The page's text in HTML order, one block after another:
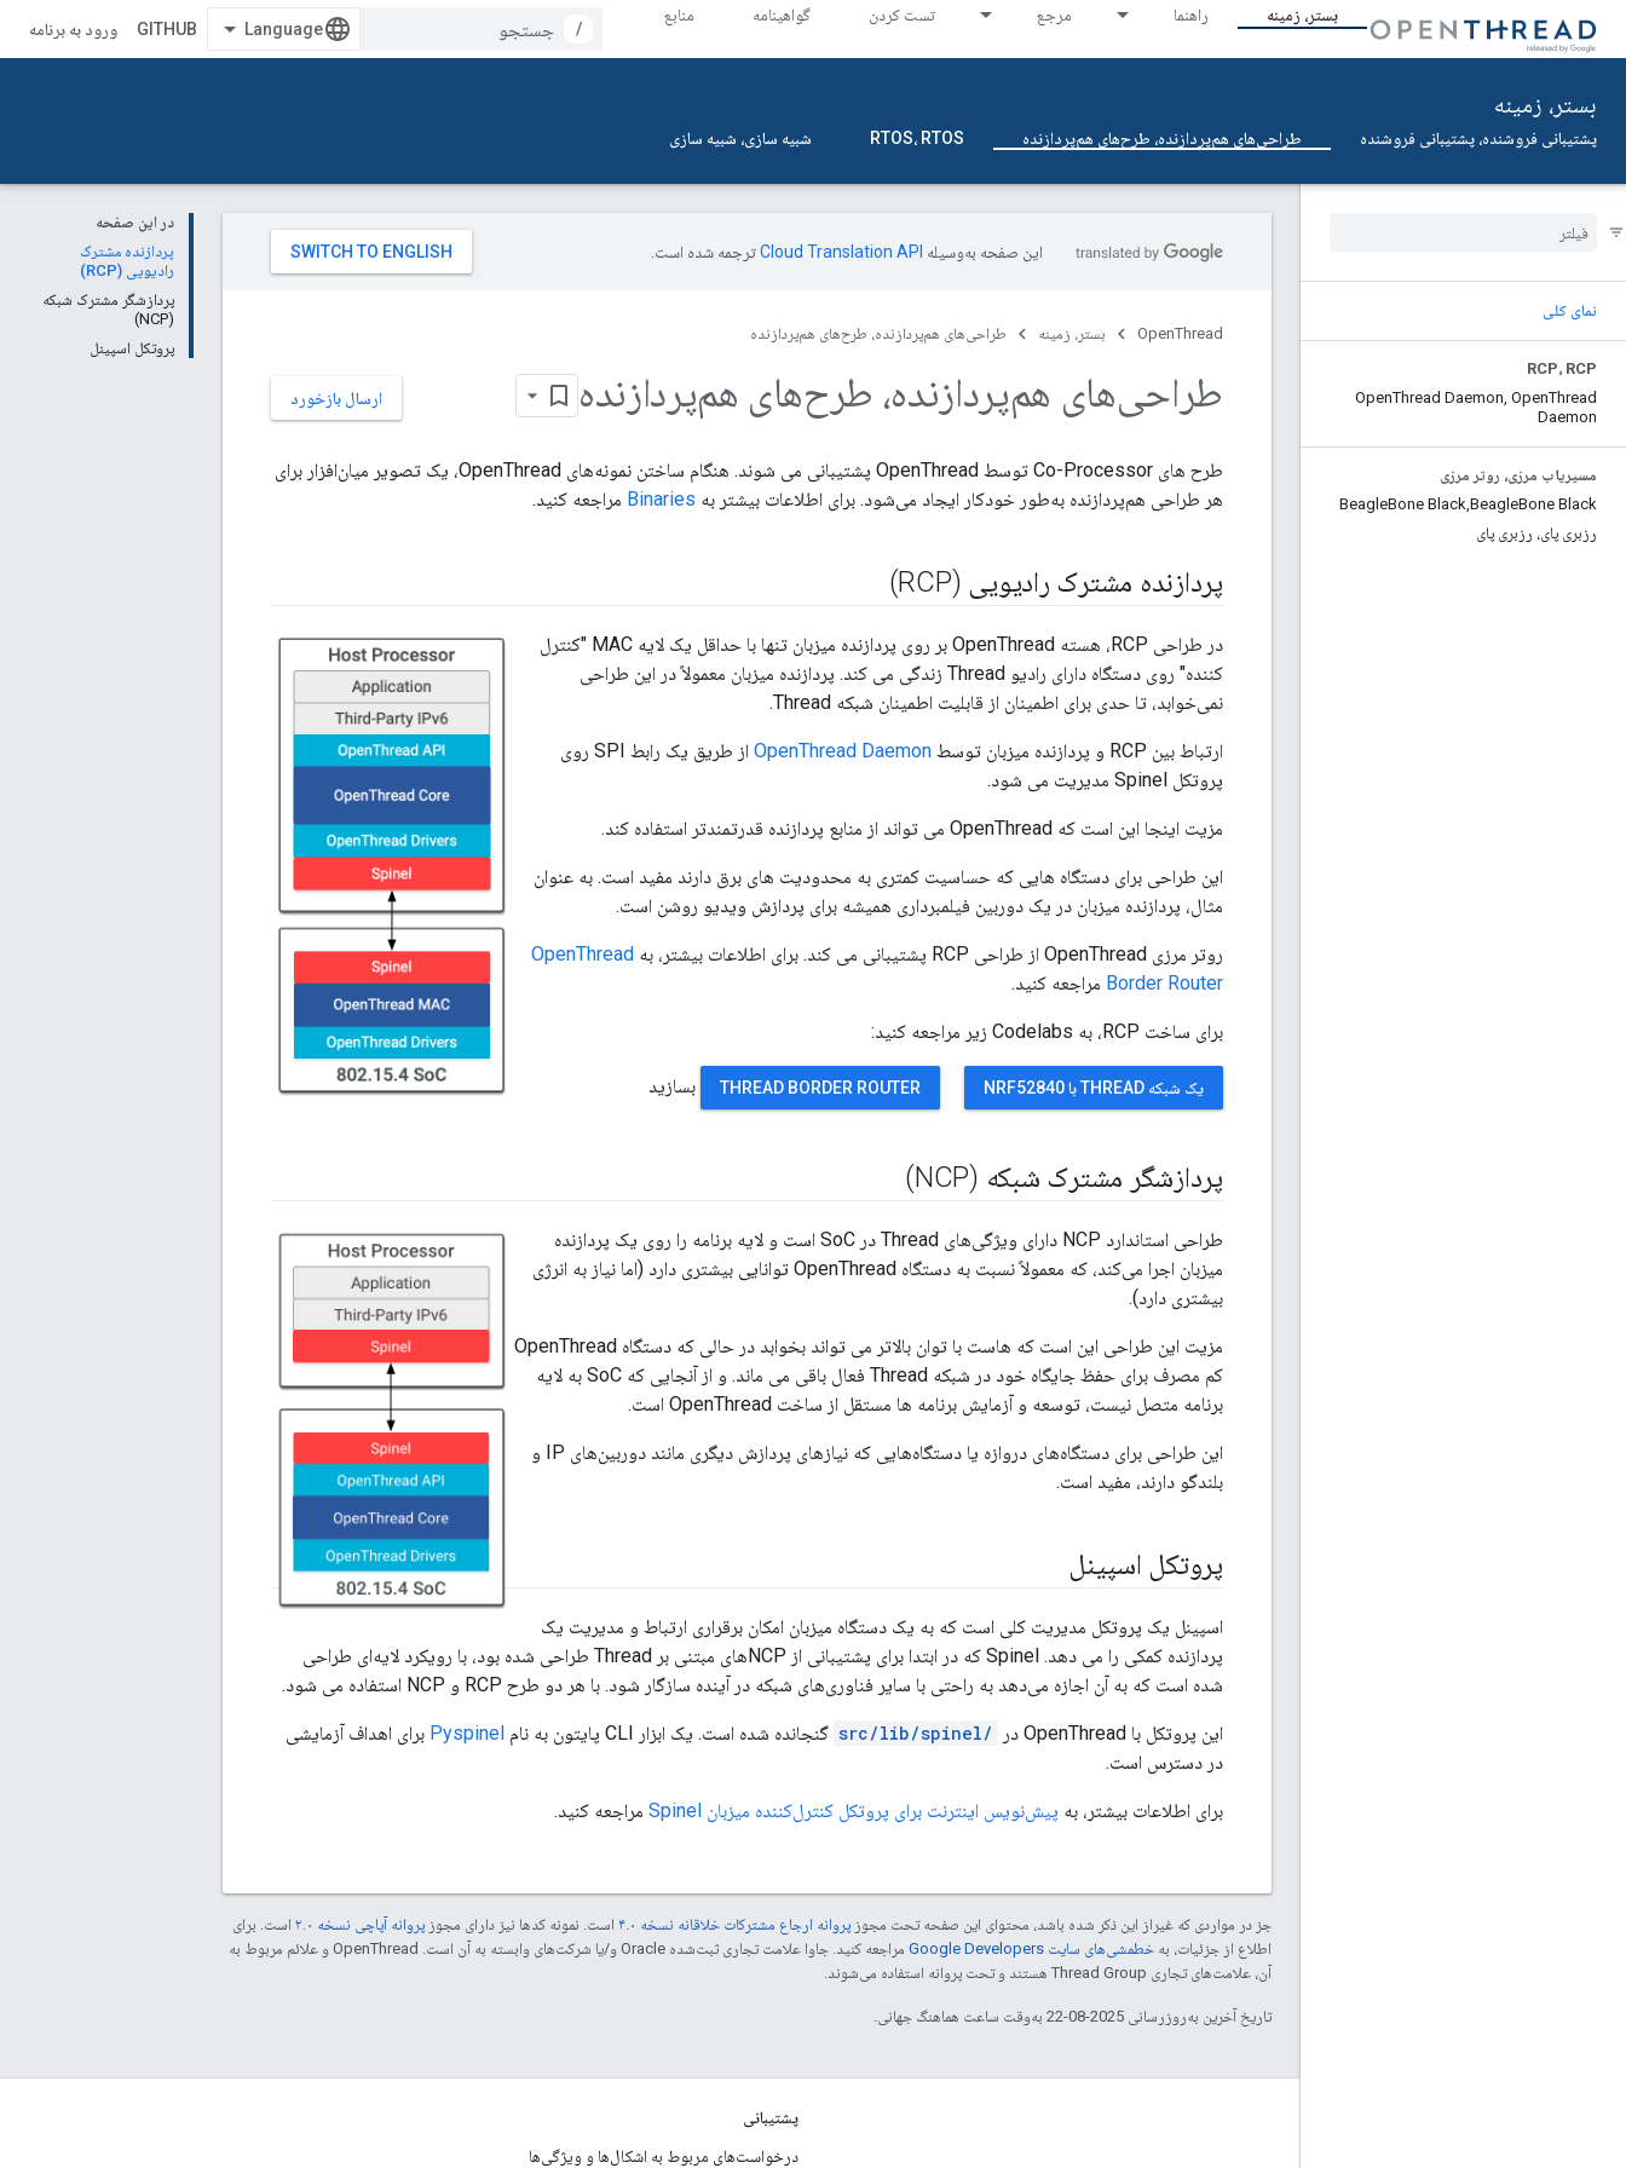
بستر، زمینه راهنما مرجع تست کردن گواهینامه منابع
/
GITHUB ورود به برنامه
بستر، زمینه
پشتیبانی فروشنده، پشتیبانی فروشنده طراحی‌های هم‌پردازنده، طرح‌های هم‌پردازنده RTOS، RTOS شبیه سازی، شبیه سازی
نمای کلی
RCP، RCP
OpenThread Daemon, OpenThread
Daemon
مسیریاب مرزی، روتر مرزی
BeagleBone Black,BeagleBone Black
رزبری پای، رزبری پای
در این صفحه
پردازنده مشترک
رادیویی (RCP)
پردازشگر مشترک شبکه
(NCP)
پروتکل اسپینل
این صفحه به‌وسیله ترجمه شده است.
OpenThread بستر، زمینه طراحی‌های هم‌پردازنده، طرح‌های هم‌پردازنده
ارسال بازخورد طراحی‌های هم‌پردازنده، طرح‌های هم‌پردازنده
طرح های Co-Processor توسط OpenThread پشتیبانی می شوند. هنگام ساختن نمونه‌های OpenThread، یک تصویر میان‌افزار برای
هر طراحی هم‌پردازنده به‌طور خودکار ایجاد می‌شود. برای اطلاعات بیشتر به Binaries مراجعه کنید.
پردازنده مشترک رادیویی (RCP)
در طراحی RCP، هسته OpenThread بر روی پردازنده میزبان تنها با حداقل یک لایه MAC "کنترل
کننده" روی دستگاه دارای رادیو Thread زندگی می کند. پردازنده میزبان معمولاً در این طراحی
نمی‌خوابد، تا حدی برای اطمینان از قابلیت اطمینان شبکه Thread.
ارتباط بین RCP و پردازنده میزبان توسط OpenThread Daemon
از طریق یک رابط SPI روی
پروتکل Spinel مدیریت می شود.
مزیت اینجا این است که OpenThread می تواند از منابع پردازنده قدرتمندتر استفاده کند.
این طراحی برای دستگاه هایی که حساسیت کمتری به محدودیت های برق دارند مفید است. به عنوان
مثال، پردازنده میزبان در یک دوربین فیلمبرداری همیشه برای پردازش ویدیو روشن است.
روتر مرزی OpenThread از طراحی RCP پشتیبانی می کند. برای اطلاعات بیشتر، به
OpenThread
Border Router مراجعه کنید.
برای ساخت RCP، به Codelabs زیر مراجعه کنید:
یک شبکه THREAD با NRF52840 THREAD BORDER ROUTER بسازید
پردازشگر مشترک شبکه (NCP)
طراحی استاندارد NCP دارای ویژگی‌های Thread در SoC است و لایه برنامه را روی یک پردازنده
میزبان اجرا می‌کند، که معمولاً نسبت به دستگاه OpenThread توانایی بیشتری دارد (اما نیاز به انرژی
بیشتری دارد).
مزیت این طراحی این است که هاست با توان بالاتر می تواند بخوابد در حالی که دستگاه OpenThread
کم مصرف برای حفظ جایگاه خود در شبکه Thread فعال باقی می ماند. و از آنجایی که SoC به لایه
برنامه متصل نیست، توسعه و آزمایش برنامه ها مستقل از ساخت OpenThread است.
این طراحی برای دستگاه‌های دروازه یا دستگاه‌هایی که نیازهای پردازش دیگری مانند دوربین‌های IP و
بلندگو دارند، مفید است.
پروتکل اسپینل
اسپینل یک پروتکل مدیریت کلی است که به یک دستگاه میزبان امکان برقراری ارتباط و مدیریت یک
پردازنده کمکی را می دهد. Spinel که در ابتدا برای پشتیبانی از NCPهای مبتنی بر Thread طراحی شده بود، با رویکرد لایه‌ای طراحی
شده است که به آن اجازه می‌دهد به راحتی با سایر فناوری‌های شبکه در آینده سازگار شود. با هر دو طرح RCP و NCP استفاده می شود.
این پروتکل با OpenThread در /src/lib/spinel گنجانده شده است. یک ابزار CLI پایتون به نام Pyspinel برای اهداف آزمایشی
در دسترس است.
برای اطلاعات بیشتر، به پیش‌نویس اینترنت برای پروتکل کنترل‌کننده میزبان Spinel مراجعه کنید.
جز در مواردی که غیراز این ذکر شده باشد، محتوای این صفحه تحت مجوز پروانه ارجاع مشترکات خلاقانه نسخه ۴.۰ است. نمونه کدها نیز دارای مجوز پروانه آپاچی نسخه ۲.۰
است. برای
اطلاع از جزئیات، به خطمشی‌های سایت Google Developers‏
مراجعه کنید. جاوا علامت تجاری ثبت‌شده Oracle و/یا شرکت‌های وابسته به آن است. ‫OpenThread و علائم مربوط به
آن، علامت‌های تجاری Thread Group هستند و تحت پروانه استفاده می‌شوند.
تاریخ آخرین به‌روزرسانی 2025-08-22 به‌وقت ساعت هماهنگ جهانی.
پشتیبانی
درخواست‌های مربوط به اشکال‌ها و ویژگی‌ها